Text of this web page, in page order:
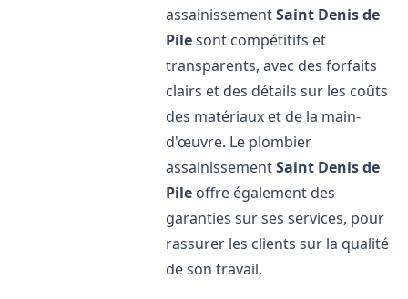
assainissementSaint Denis de
Pilesont compétitifs et
transparents, avec des forfaits
clairs et des détails sur les coûts
des matériaux et de la main-
d'œuvre. Le plombier
assainissementSaint Denis de
Pile offre également des
garanties sur ses services, pour
rassurer les clients sur la qualité
de son travail.